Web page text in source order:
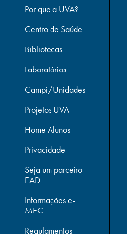
Por que a UVA?
Centro de Saúde
Bibliotecas
Laboratórios
Campi/Unidades
Projetos UVA
Home Alunos
Privacidade
Seja um parceiro
EAD
Informações e-
MEC
Regulamentos